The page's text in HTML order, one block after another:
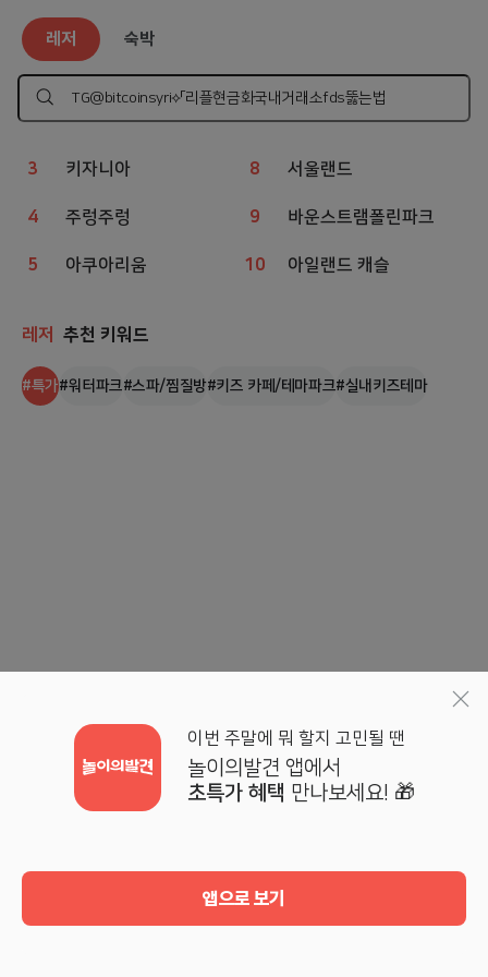
이번 주말에 뭐 할지 고민될 땐
놀이의발견 앱에서
초특가 혜택 만나보세요! 🎁
앱으로 보기
레저 숙박
하
레저 인기 검색어
1 웨이브파크
2 챔피언
3 키자니아
4 주렁주렁
5 아쿠아리움
6 볼베어파크
7 상상체험 키즈월드
8 서울랜드
9 바운스트램폴린파크
10 아일랜드 캐슬
레저 추천 키워드
#특가#워터파크#스파/찜질방#키즈 카페/테마파크#실내키즈테마